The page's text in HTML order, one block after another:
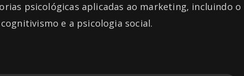
psicológicas aplicadas ao marketing, incluindo o
e a psicologia social.